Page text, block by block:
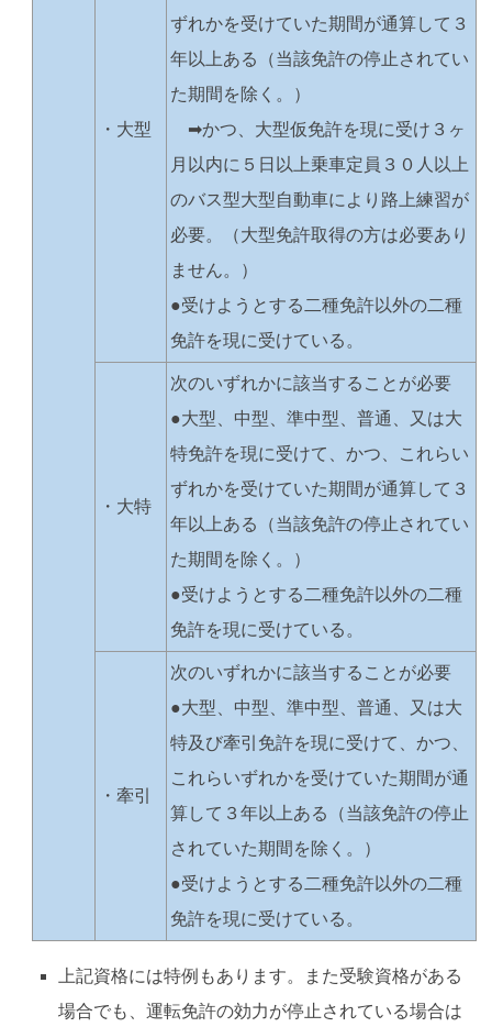
・大型
ずれかを受けていた期間が通算して３
年以上ある（当該免許の停止されてい
た期間を除く。）
➡かつ、大型仮免許を現に受け３ヶ
月以内に５日以上乗車定員３０人以上
のバス型大型自動車により路上練習が
必要。（大型免許取得の方は必要あり
ません。）
●受けようとする二種免許以外の二種
免許を現に受けている。
・大特
次のいずれかに該当することが必要
●大型、中型、準中型、普通、又は大
特免許を現に受けて、かつ、これらい
ずれかを受けていた期間が通算して３
年以上ある（当該免許の停止されてい
た期間を除く。）
●受けようとする二種免許以外の二種
免許を現に受けている。
・牽引
次のいずれかに該当することが必要
●大型、中型、準中型、普通、又は大
特及び牽引免許を現に受けて、かつ、
これらいずれかを受けていた期間が通
算して３年以上ある（当該免許の停止
されていた期間を除く。）
●受けようとする二種免許以外の二種
免許を現に受けている。
上記資格には特例もあります。また受験資格がある
場合でも、運転免許の効力が停止されている場合は